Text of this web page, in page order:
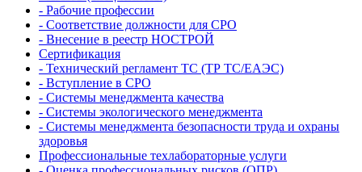
- Рабочие профессии
- Соответствие должности для СРО
- Внесение в реестр НОСТРОЙ
Сертификация
- Технический регламент ТС (ТР ТС/ЕАЭС)
- Вступление в СРО
- Системы менеджмента качества
- Системы экологического менеджмента
- Системы менеджмента безопасности труда и охраны
здоровья
Профессиональные техлабораторные услуги